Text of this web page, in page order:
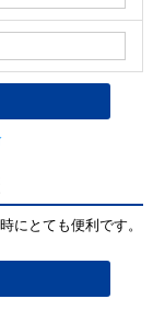
にとても便利です。